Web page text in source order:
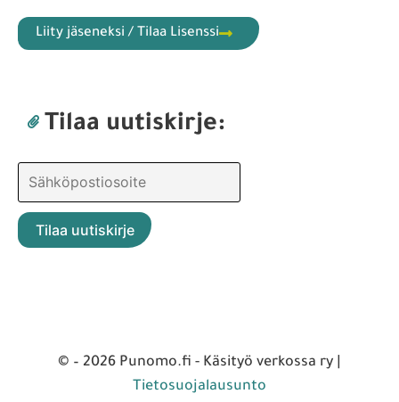
Liity jäseneksi / Tilaa Lisenssi
Tilaa uutiskirje:
© – 2026 Punomo.fi - Käsityö verkossa ry |
Tietosuojalausunto